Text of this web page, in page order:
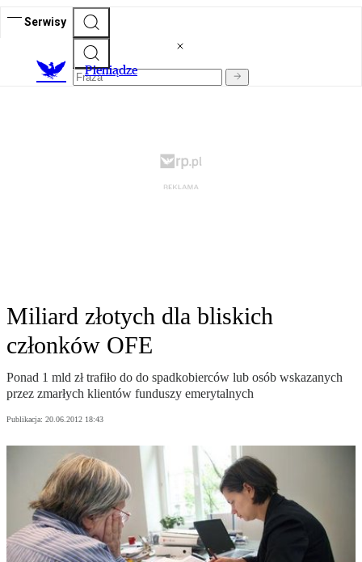
Serwisy
Pieniądze
Miliard złotych dla bliskich
członków OFE
Ponad 1 mld zł trafiło do do spadkobierców lub osób wskazanych
przez zmarłych klientów funduszy emerytalnych
Publikacja: 20.06.2012 18:43